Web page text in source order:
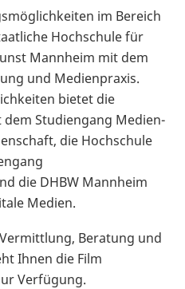
im Bereich
Hochschule für
Mannheim mit dem
und Medienpraxis.
bietet die
Studiengang Medien-
die Hochschule
die DHBW Mannheim
Medien.
Beratung und
Ihnen die Film
Verfügung.